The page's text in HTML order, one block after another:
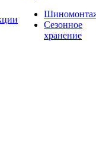
Сезонное
хранение